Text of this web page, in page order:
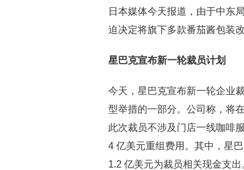
日本媒体今天报道，由于中东
迫决定将旗下多款番茄酱包装
星巴克宣布新一轮裁员计划
今天，星巴克宣布新一轮企业
型举措的一部分。公司称，将
此次裁员不涉及门店一线咖啡
4 亿美元重组费用。其中，星
1.2 亿美元为裁员相关现金支